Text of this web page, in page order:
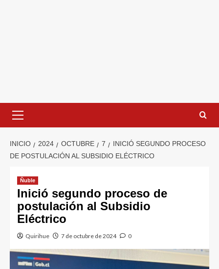
INICIO 2024 OCTUBRE 7
INICIÓ SEGUNDO PROCESO
DE POSTULACIÓN AL SUBSIDIO ELÉCTRICO
Ñuble
Inició segundo proceso de
postulación al Subsidio
Eléctrico
Quirihue 7 de octubre de 2024 0